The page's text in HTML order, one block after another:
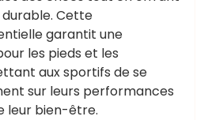
Cette
garantit une
les pieds et les
aux sportifs de se
sur leurs performances
leur bien-être.